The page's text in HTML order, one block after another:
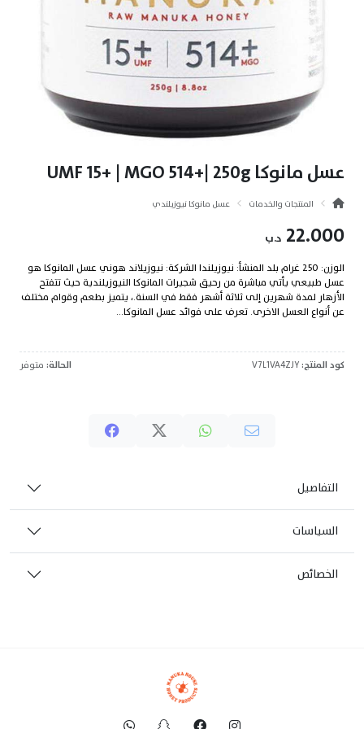
عسل مانوكا UMF 15+ | MGO 514+| 250g
المنتجات والخدمات عسل مانوكا نيوزيلندي
22.000 د.ب
الوزن: 250 غرام بلد المنشأ: نيوزيلندا الشركة: نيوزيلاند هوني عسل المانوكا هو
عسل طبيعي يأتي مباشرة من رحيق شجيرات المانوكا النيوزيلندية حيث تتفتح
الأزهار لمدة شهرين إلى ثلاثة أشهر فقط في السنة.، يتميز بطعم وقوام مختلف
عن أنواع العسل الاخرى. تعرف على فوائد عسل المانوكا...
كود المنتج: الحالة: متوفر
التفاصيل
السياسات
الخصائص